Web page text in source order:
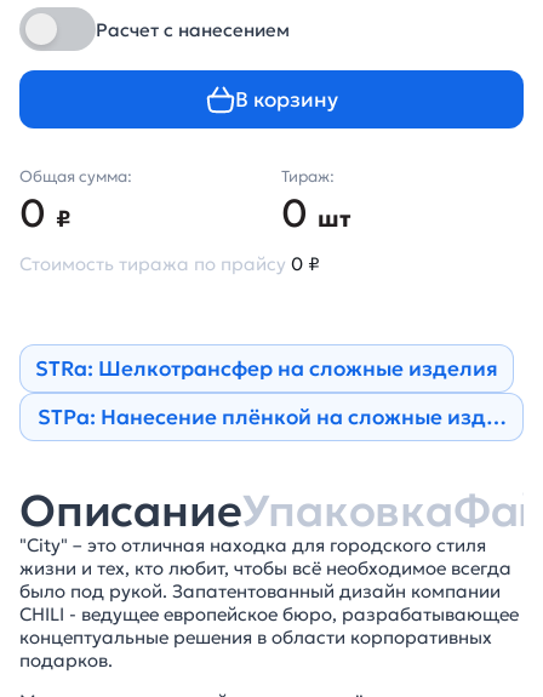
Расчет с нанесением
В корзину
Общая сумма:
0 ₽
Тираж:
0 шт
Стоимость тиража по прайсу 0 ₽
STRa: Шелкотрансфер на сложные изделия
STPa: Нанесение плёнкой на сложные изделия
ОписаниеУпаковка
"City" – это отличная находка для городского стиля
жизни и тех, кто любит, чтобы всё необходимое всегда
было под рукой. Запатентованный дизайн компании
CHILI - ведущее европейское бюро, разрабатывающее
концептуальные решения в области корпоративных
подарков.